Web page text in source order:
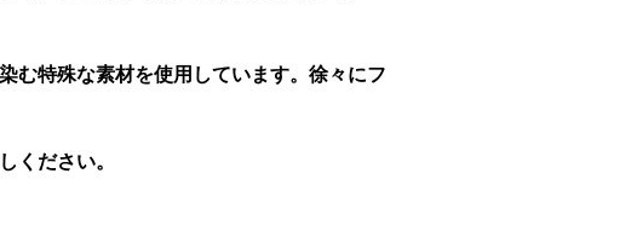
む特殊な素材を使用しています。徐々にフ
ください。